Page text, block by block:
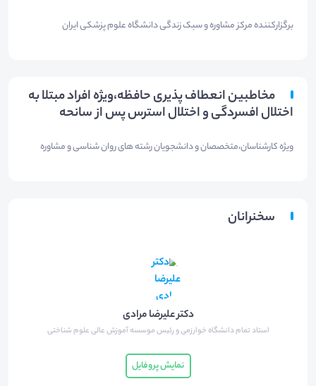
برگزارکننده مرکز مشاوره و سبک زندگی دانشگاه علوم پزشکی ایران
مخاطبین انعطاف پذیری حافظه،ویژه افراد مبتلا به
اختلال افسردگی و اختلال استرس پس از سانحه
ویژه کارشناسان،متخصصان و دانشجویان رشته های روان شناسی و مشاوره
سخنرانان
دکتر علیرضا مرادی
استاد تمام دانشگاه خوارزمی و رئیس موسسه آموزش عالی علوم شناختی
نمایش پروفایل